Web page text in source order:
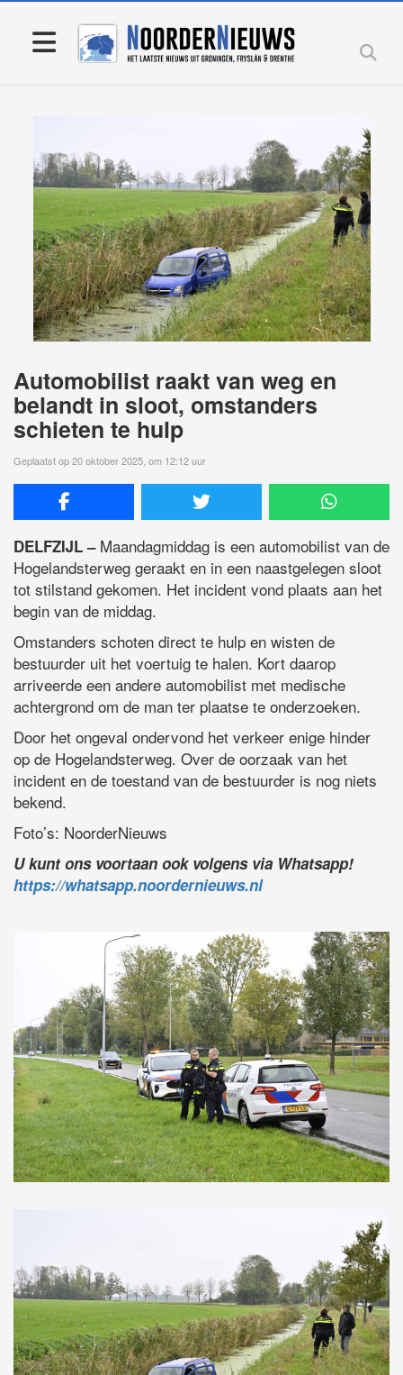
Automobilist raakt van weg en
belandt in sloot, omstanders
schieten te hulp
Geplaatst op 20 oktober 2025, om 12:12 uur
DELFZIJL –Maandagmiddag is een automobilist van de
Hogelandsterweg geraakt en in een naastgelegen sloot
tot stilstand gekomen. Het incident vond plaats aan het
begin van de middag.
Omstanders schoten direct te hulp en wisten de
bestuurder uit het voertuig te halen. Kort daarop
arriveerde een andere automobilist met medische
achtergrond om de man ter plaatse te onderzoeken.
Door het ongeval ondervond het verkeer enige hinder
op de Hogelandsterweg. Over de oorzaak van het
incident en de toestand van de bestuurder is nog niets
bekend.
Foto’s: NoorderNieuws
U kunt ons voortaan ook volgens via Whatsapp!
https://whatsapp.noordernieuws.nl